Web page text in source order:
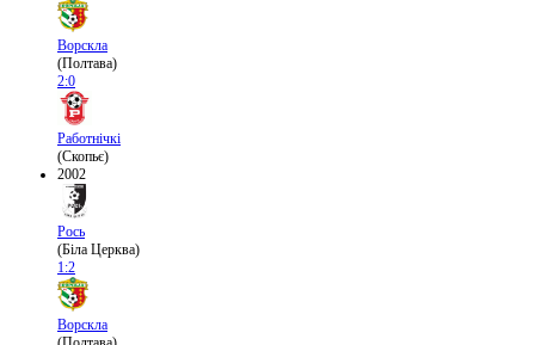
Ворскла
(Полтава)
2:0
Работнічкі
(Скопьє)
2002
Рось
(Біла Церква)
1:2
Ворскла